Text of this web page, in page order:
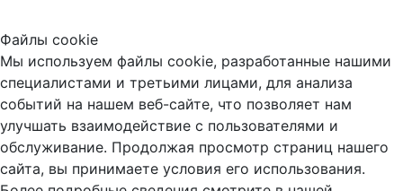
Файлы cookie
Мы используем файлы cookie, разработанные нашими
специалистами и третьими лицами, для анализа
событий на нашем веб-сайте, что позволяет нам
улучшать взаимодействие с пользователями и
обслуживание. Продолжая просмотр страниц нашего
сайта, вы принимаете условия его использования.